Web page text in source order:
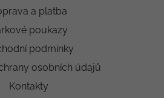
a platba
poukazy
podmínky
osobních údajů
Kontakty